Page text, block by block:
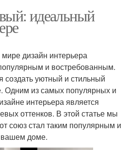
идеальный
дизайн интерьера
и востребованным.
создать уютный и стильный
Одним из самых популярных и
интерьера является
оттенков. В этой статье мы
союз стал таким популярным и
вашем доме.